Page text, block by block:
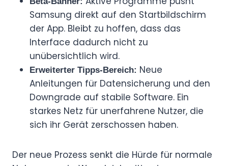
Samsung direkt auf den Startbildschirm
der App. Bleibt zu hoffen, dass das
Interface dadurch nicht zu
unübersichtlich wird.
Erweiterter Tipps-Bereich: Neue
Anleitungen für Datensicherung und den
Downgrade auf stabile Software. Ein
starkes Netz für unerfahrene Nutzer, die
sich ihr Gerät zerschossen haben.
Der neue Prozess senkt die Hürde für normale